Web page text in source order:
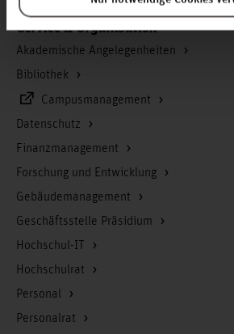
Service & Organisation
Akademische Angelegenheiten
Bibliothek
Campusmanagement
Datenschutz
Finanzmanagement
Forschung und Entwicklung
Gebäudemanagement
Geschäftsstelle Präsidium
Hochschul-IT
Hochschulrat
Personal
Personalrat